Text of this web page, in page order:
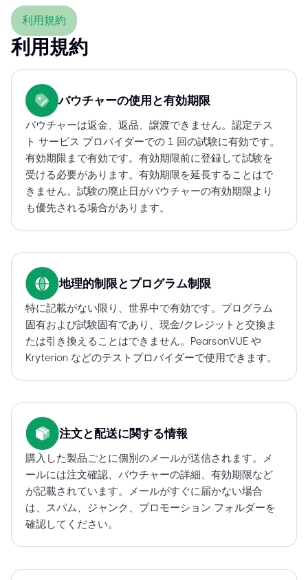
利用規約
利用規約
バウチャーの使用と有効期限
バウチャーは返金、返品、譲渡できません。認定テス
ト サービス プロバイダーでの 1 回の試験に有効です。
有効期限まで有効です。有効期限前に登録して試験を
受ける必要があります。有効期限を延長することはで
きません。試験の廃止日がバウチャーの有効期限より
も優先される場合があります。
地理的制限とプログラム制限
特に記載がない限り、世界中で有効です。プログラム
固有および試験固有であり、現金/クレジットと交換ま
たは引き換えることはできません。PearsonVUE や
Kryterion などのテストプロバイダーで使用できます。
注文と配送に関する情報
購入した製品ごとに個別のメールが送信されます。メ
ールには注文確認、バウチャーの詳細、有効期限など
が記載されています。メールがすぐに届かない場合
は、スパム、ジャンク、プロモーション フォルダーを
確認してください。